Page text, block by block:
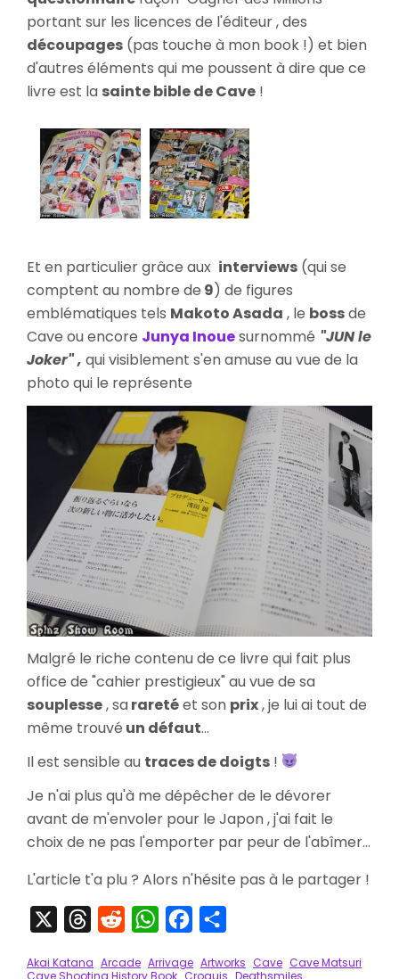
portant sur les licences de l'éditeur , des
découpages (pas touche à mon book !) et bien
d'autres éléments qui me poussent à dire que ce
livre est la sainte bible de Cave !
Et en particulier grâce aux interviews (qui se
comptent au nombre de 9) de figures
emblématiques tels Makoto Asada , le bossde
Cave ou encore Junya Inouesurnommé "JUN le
Joker" , qui visiblement s'en amuse au vue de la
photo qui le représente
Malgré le riche contenu de ce livre qui fait plus
office de "cahier prestigieux" au vue de sa
souplesse, sararetéet son prix, je lui ai tout de
même trouvé un défaut...
Il est sensible au traces de doigts !
Je n'ai plus qu'à me dépêcher de le dévorer
avant de m'envoler pour le Japon , j'ai fait le
choix de ne pas l'emporter par peur de l'abîmer...
L'article t'a plu ? Alors n'hésite pas à le partager !
ThreadsRedditWhatsAppFacebook
Akai Katana Arcade Arrivage Artworks Cave Cave Matsuri
Cave Shooting History Book Croquis Deathsmiles